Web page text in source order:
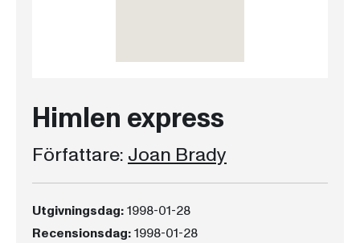
Himlen express
Författare: Joan Brady
Utgivningsdag:1998-01-28
Recensionsdag:1998-01-28